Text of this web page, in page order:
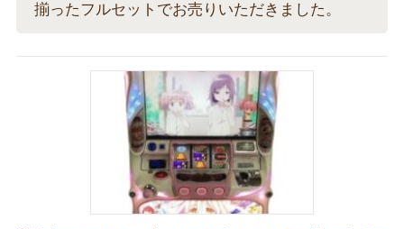
揃ったフルセットでお売りいただきました。